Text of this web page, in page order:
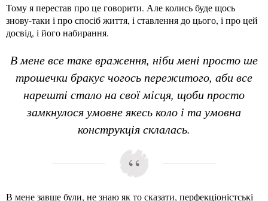
Тому я перестав про це говорити. Але колись буде щось
знову-таки і про спосіб життя, і ставлення до цього, і про цей
досвід, і його набирання.
В мене все таке враження, ніби мені просто ше
трошечки бракує чогось пережитого, аби все
нарешті стало на свої місця, щоби просто
замкнулося умовне якесь коло і та умовна
конструкція склалась.
В мене завше були, не знаю як то сказати, перфекціоністські